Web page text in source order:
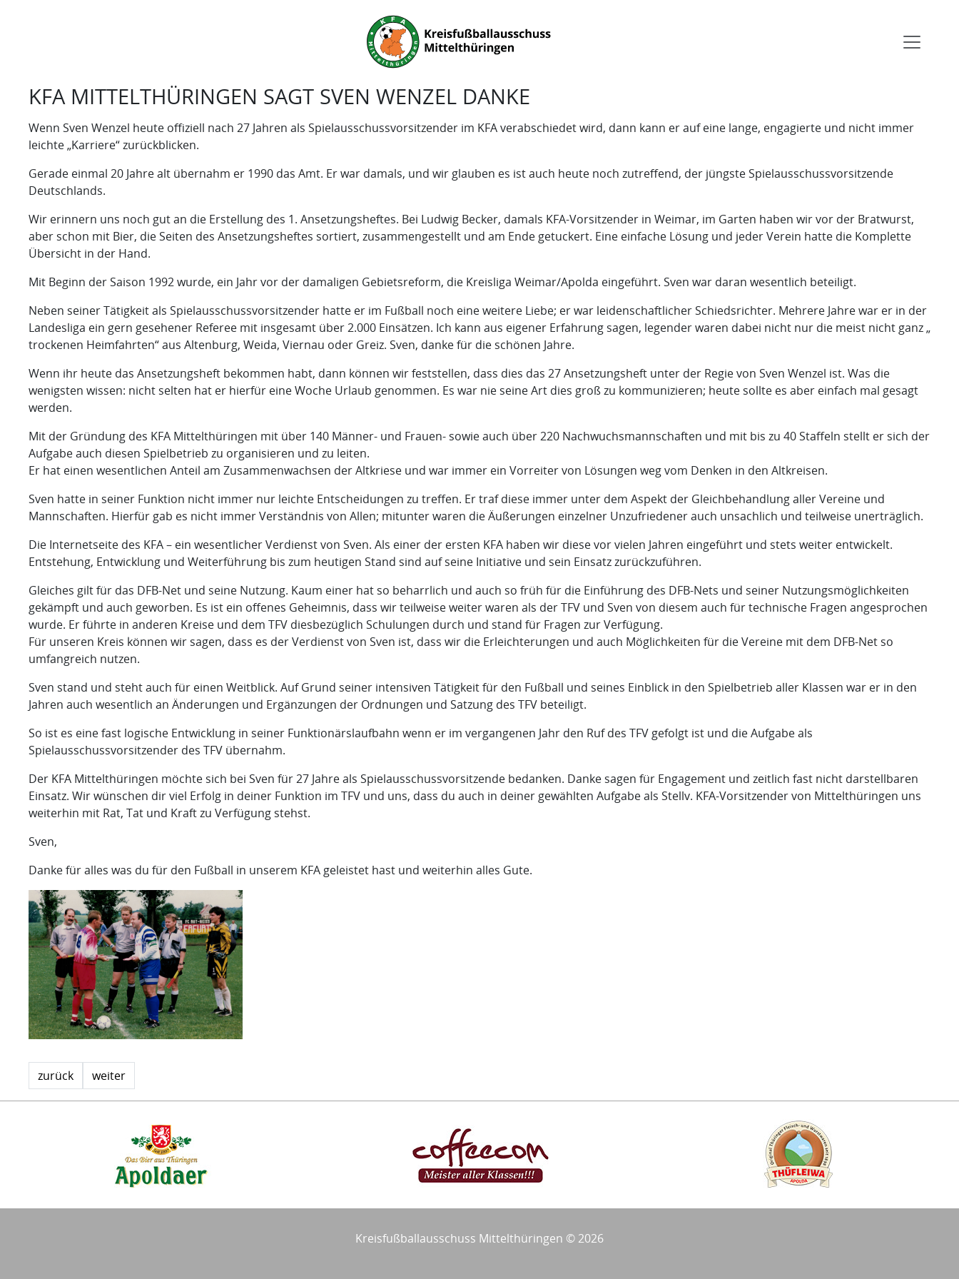
KFA MITTELTHÜRINGEN SAGT SVEN WENZEL DANKE
Wenn Sven Wenzel heute offiziell nach 27 Jahren als Spielausschussvorsitzender im KFA verabschiedet wird, dann kann er auf eine lange, engagierte und nicht immer
leichte „Karriere“ zurückblicken.
Gerade einmal 20 Jahre alt übernahm er 1990 das Amt. Er war damals, und wir glauben es ist auch heute noch zutreffend, der jüngste Spielausschussvorsitzende
Deutschlands.
Wir erinnern uns noch gut an die Erstellung des 1. Ansetzungsheftes. Bei Ludwig Becker, damals KFA-Vorsitzender in Weimar, im Garten haben wir vor der Bratwurst,
aber schon mit Bier, die Seiten des Ansetzungsheftes sortiert, zusammengestellt und am Ende getuckert. Eine einfache Lösung und jeder Verein hatte die Komplette
Übersicht in der Hand.
Mit Beginn der Saison 1992 wurde, ein Jahr vor der damaligen Gebietsreform, die Kreisliga Weimar/Apolda eingeführt. Sven war daran wesentlich beteiligt.
Neben seiner Tätigkeit als Spielausschussvorsitzender hatte er im Fußball noch eine weitere Liebe; er war leidenschaftlicher Schiedsrichter. Mehrere Jahre war er in der
Landesliga ein gern gesehener Referee mit insgesamt über 2.000 Einsätzen. Ich kann aus eigener Erfahrung sagen, legender waren dabei nicht nur die meist nicht ganz „
trockenen Heimfahrten“ aus Altenburg, Weida, Viernau oder Greiz. Sven, danke für die schönen Jahre.
Wenn ihr heute das Ansetzungsheft bekommen habt, dann können wir feststellen, dass dies das 27 Ansetzungsheft unter der Regie von Sven Wenzel ist. Was die
wenigsten wissen: nicht selten hat er hierfür eine Woche Urlaub genommen. Es war nie seine Art dies groß zu kommunizieren; heute sollte es aber einfach mal gesagt
werden.
Mit der Gründung des KFA Mittelthüringen mit über 140 Männer- und Frauen- sowie auch über 220 Nachwuchsmannschaften und mit bis zu 40 Staffeln stellt er sich der
Aufgabe auch diesen Spielbetrieb zu organisieren und zu leiten.
Er hat einen wesentlichen Anteil am Zusammenwachsen der Altkriese und war immer ein Vorreiter von Lösungen weg vom Denken in den Altkreisen.
Sven hatte in seiner Funktion nicht immer nur leichte Entscheidungen zu treffen. Er traf diese immer unter dem Aspekt der Gleichbehandlung aller Vereine und
Mannschaften. Hierfür gab es nicht immer Verständnis von Allen; mitunter waren die Äußerungen einzelner Unzufriedener auch unsachlich und teilweise unerträglich.
Die Internetseite des KFA – ein wesentlicher Verdienst von Sven. Als einer der ersten KFA haben wir diese vor vielen Jahren eingeführt und stets weiter entwickelt.
Entstehung, Entwicklung und Weiterführung bis zum heutigen Stand sind auf seine Initiative und sein Einsatz zurückzuführen.
Gleiches gilt für das DFB-Net und seine Nutzung. Kaum einer hat so beharrlich und auch so früh für die Einführung des DFB-Nets und seiner Nutzungsmöglichkeiten
gekämpft und auch geworben. Es ist ein offenes Geheimnis, dass wir teilweise weiter waren als der TFV und Sven von diesem auch für technische Fragen angesprochen
wurde. Er führte in anderen Kreise und dem TFV diesbezüglich Schulungen durch und stand für Fragen zur Verfügung.
Für unseren Kreis können wir sagen, dass es der Verdienst von Sven ist, dass wir die Erleichterungen und auch Möglichkeiten für die Vereine mit dem DFB-Net so
umfangreich nutzen.
Sven stand und steht auch für einen Weitblick. Auf Grund seiner intensiven Tätigkeit für den Fußball und seines Einblick in den Spielbetrieb aller Klassen war er in den
Jahren auch wesentlich an Änderungen und Ergänzungen der Ordnungen und Satzung des TFV beteiligt.
So ist es eine fast logische Entwicklung in seiner Funktionärslaufbahn wenn er im vergangenen Jahr den Ruf des TFV gefolgt ist und die Aufgabe als
Spielausschussvorsitzender des TFV übernahm.
Der KFA Mittelthüringen möchte sich bei Sven für 27 Jahre als Spielausschussvorsitzende bedanken. Danke sagen für Engagement und zeitlich fast nicht darstellbaren
Einsatz. Wir wünschen dir viel Erfolg in deiner Funktion im TFV und uns, dass du auch in deiner gewählten Aufgabe als Stellv. KFA-Vorsitzender von Mittelthüringen uns
weiterhin mit Rat, Tat und Kraft zu Verfügung stehst.
Sven,
Danke für alles was du für den Fußball in unserem KFA geleistet hast und weiterhin alles Gute.
zurück weiter
Kreisfußballausschuss Mittelthüringen © 2026